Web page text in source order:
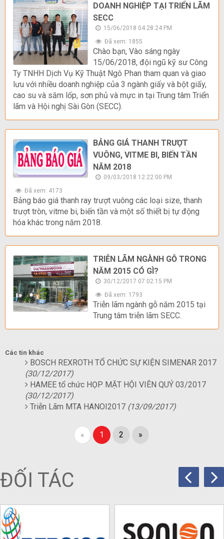
DOANH NGHIỆP TẠI TRIỂN LÃM
SECC
15/06/2018 04:28:24 PM
Đã xem: 1855
Chào bạn, Vào sáng ngày
15/06/2018, đội ngũ kỹ sư Công
Ty TNHH Dịch Vụ Kỹ Thuật Ngô Phan tham quan và giao
lưu với nhiều doanh nghiệp của 3 ngành giấy và bột giấy,
cao su và săm lốp, sơn phủ và mực in tại Trung tâm Triển
lãm và Hội nghị Sài Gòn (SECC).
BẢNG GIÁ THANH TRƯỢT
VUÔNG, VITME BI, BIẾN TẦN
NĂM 2018
09/03/2018 12:22:00 PM
Đã xem: 4173
Bảng báo giá thanh ray trượt vuông các loại size, thanh
trượt tròn, vitme bi, biến tần và một số thiết bị tự động
hóa khác trong năm 2018.
TRIỄN LÃM NGÀNH GỖ TRONG
NĂM 2015 CÓ GÌ?
30/12/2017 07:02:15 PM
Đã xem: 1793
Triễn lãm ngành gỗ năm 2015 tại
Trung tâm triễn lãm SECC.
Các tin khác
BOSCH REXROTH TỔ CHỨC SỰ KIỆN SIMENAR 2017
(30/12/2017)
HAMEE tổ chức HỌP MẶT HỘI VIÊN QUÝ 03/2017
(30/12/2017)
Triễn Lãm MTA HANOI2017 (13/09/2017)
« 1 2 »
ĐỐI TÁC